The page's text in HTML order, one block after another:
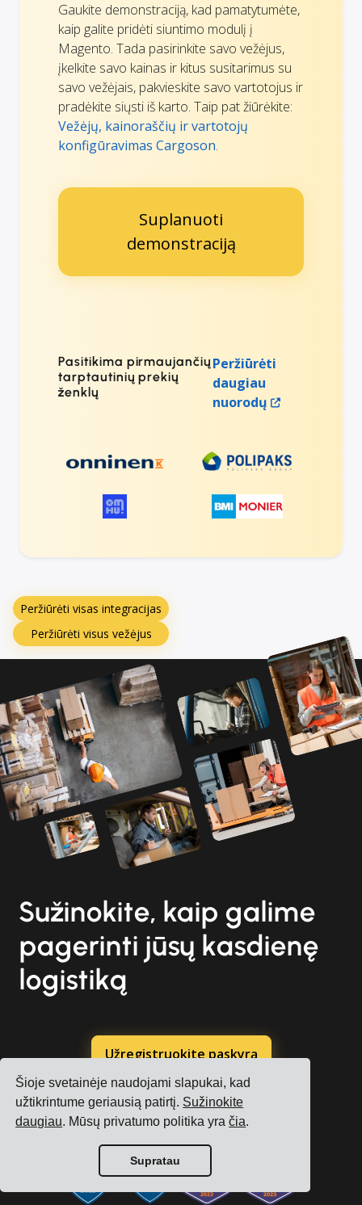
Šioje svetainėje naudojami slapukai, kad
užtikrintume geriausią patirtį. Sužinokite
daugiau. Mūsų privatumo politika yračia.
Supratau
Gaukite demonstraciją, kad pamatytumėte,
kaip galite pridėti siuntimo modulį į
Magento. Tada pasirinkite savo vežėjus,
įkelkite savo kainas ir kitus susitarimus su
savo vežėjais, pakvieskite savo vartotojus ir
pradėkite siųsti iš karto. Taip pat žiūrėkite:
Vežėjų, kainoraščių ir vartotojų
konfigūravimas Cargoson.
Suplanuoti
demonstraciją
Pasitikima pirmaujančių
tarptautinių prekių
ženklų
Peržiūrėti
daugiau
nuorodų
Peržiūrėti visas integracijas
Peržiūrėti visus vežėjus
Sužinokite, kaip galime
pagerinti jūsų kasdienę
logistiką
Užregistruokite paskyrą
Nemokama konsultacija